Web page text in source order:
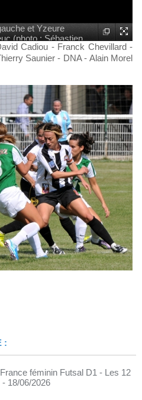
et Yzeure
(photo : Sébastien
Saunier - DNA - Alain Morel
:
féminin Futsal D1 - Les 12
- 18/06/2026